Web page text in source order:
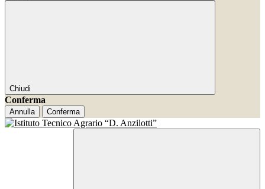
Chiudi
Conferma
Annulla Conferma